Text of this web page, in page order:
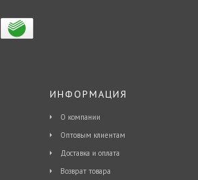
ИНФОРМАЦИЯ
О компании
Оптовым клиентам
Доставка и оплата
Возврат товара